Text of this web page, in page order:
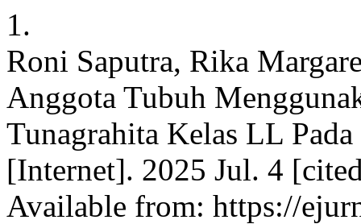
1.
Roni Saputra, Rika
Anggota Tubuh
Tunagrahita Kelas LL
[Internet]. 2025 Jul. 4
Available from: https://